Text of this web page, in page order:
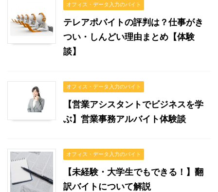
オフィス・データ入力のバイト
テレアポバイトの評判は？仕事がき
つい・しんどい理由まとめ【体験
談】
オフィス・データ入力のバイト
【営業アシスタントでビジネスを学
ぶ】営業事務アルバイト体験談
オフィス・データ入力のバイト
【未経験・大学生でもできる！】翻
訳バイトについて解説